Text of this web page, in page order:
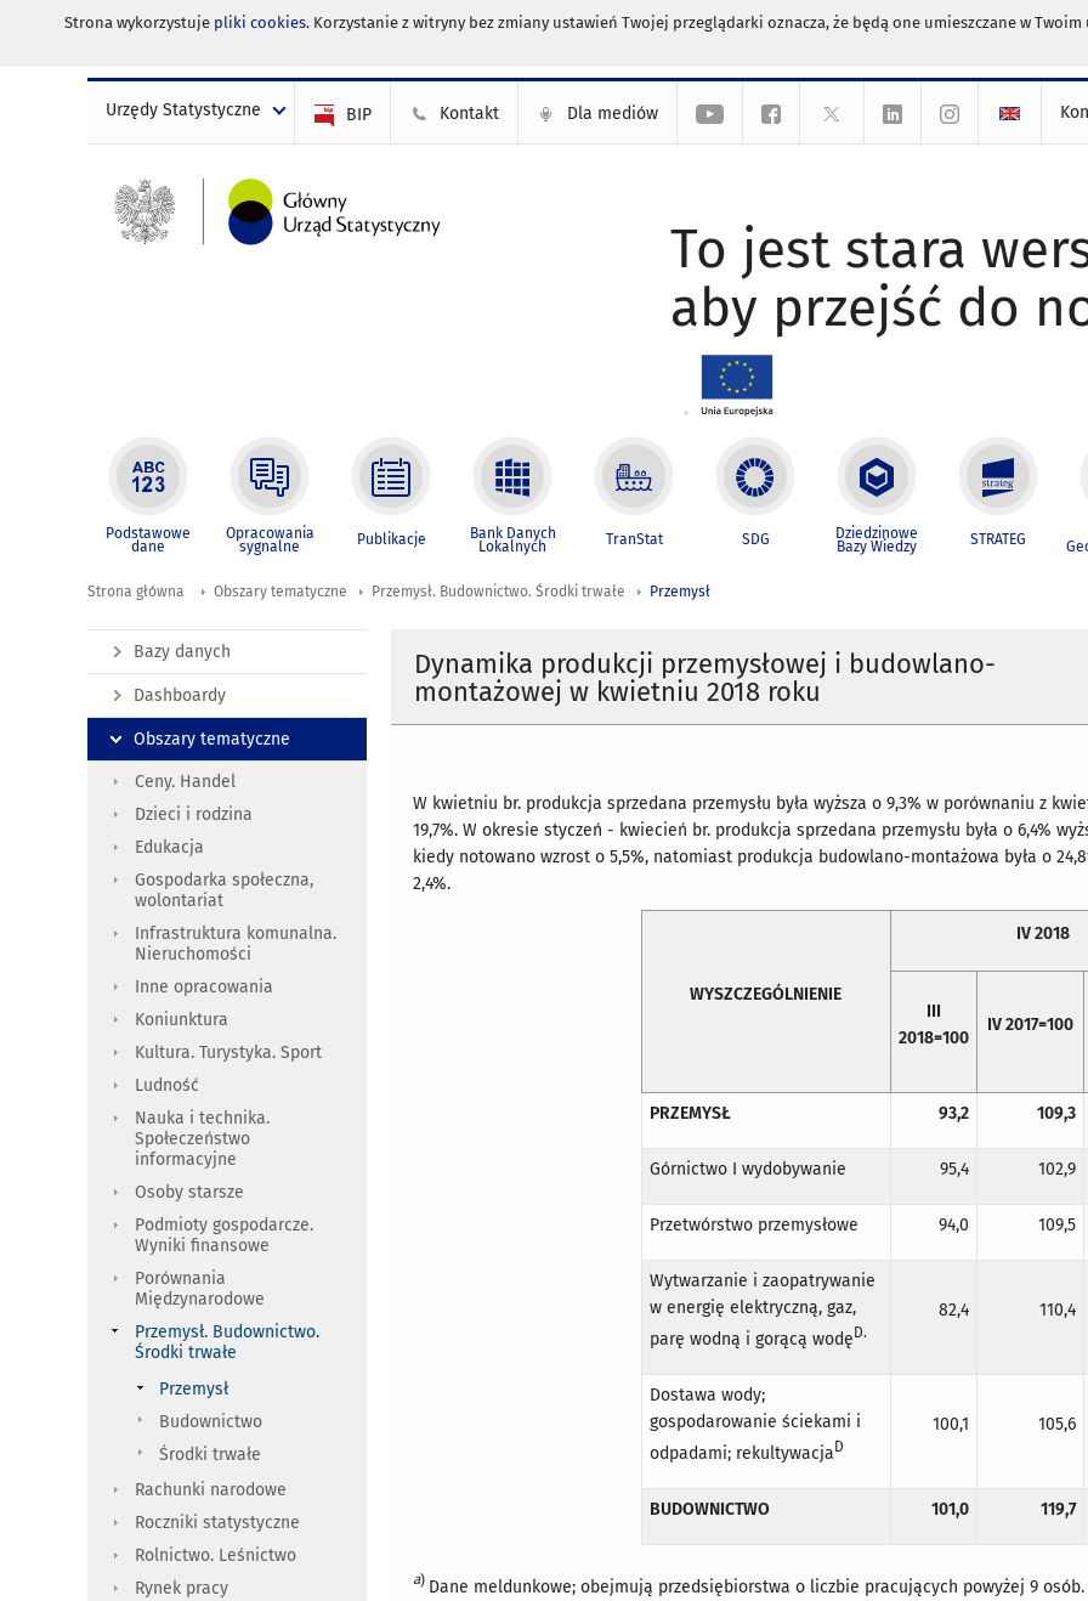
Strona wykorzystuje pliki cookies. Korzystanie z witryny bez zmiany ustawień Twojej przeglądarki oznacza, że będą one umieszczane w
Urzędy Statystyczne BIP Kontakt Dla mediów
To jest stara
aby przejść do
Podstawowe
dane
Opracowania
sygnalne Publikacje Bank Danych
Lokalnych TranStat SDG Dziedzinowe
Bazy Wiedzy STRATEG
Strona główna Obszary tematyczne Przemysł. Budownictwo. Środki trwałe Przemysł
Dynamika produkcji przemysłowej i budowlano-
montażowej w kwietniu 2018 roku
W kwietniu br. produkcja sprzedana przemysłu była wyższa o 9,3% w porównaniu z
19,7%. W okresie styczeń - kwiecień br. produkcja sprzedana przemysłu była o 6,4%
kiedy notowano wzrost o 5,5%, natomiast produkcja budowlano-montażowa była o
2,4%.
WYSZCZEGÓLNIENIE
IV 2018
III
2018=100
IV 2017=100
PRZEMYSŁ 93,2 109,3
Górnictwo I wydobywanie 95,4 102,9
Przetwórstwo przemysłowe 94,0 109,5
Wytwarzanie i zaopatrywanie
w energię elektryczną, gaz,
parę wodną i gorącą wodęD.
82,4 110,4
Dostawa wody;
gospodarowanie ściekami i
odpadami; rekultywacjaD
100,1 105,6
BUDOWNICTWO 101,0 119,7
a) Dane meldunkowe; obejmują przedsiębiorstwa o liczbie pracujących powyżej 9 osób.
Bazy danych
Dashboardy
Obszary tematyczne
Ceny. Handel
Dzieci i rodzina
Edukacja
Gospodarka społeczna,
wolontariat
Infrastruktura komunalna.
Nieruchomości
Inne opracowania
Koniunktura
Kultura. Turystyka. Sport
Ludność
Nauka i technika.
Społeczeństwo
informacyjne
Osoby starsze
Podmioty gospodarcze.
Wyniki finansowe
Porównania
Międzynarodowe
Przemysł. Budownictwo.
Środki trwałe
Przemysł
Budownictwo
Środki trwałe
Rachunki narodowe
Roczniki statystyczne
Rolnictwo. Leśnictwo
Rynek pracy